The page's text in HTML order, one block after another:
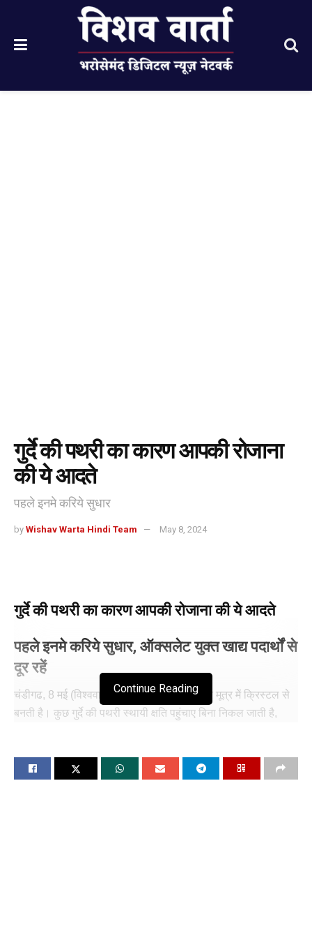
गुर्दे की पथरी का कारण आपकी रोजाना
की ये आदते
पहले इनमे करिये सुधार
by Wishav Warta Hindi Team May 8, 2024
गुर्दे की पथरी का कारण आपकी रोजाना की ये आदते
पहले इनमे करिये सुधार, ऑक्सलेट युक्त खाद्य पदार्थों से
दूर रहें
चंडीगढ, 8 मई (विश्ववार्ता) गुर्दे की पथरी आम तौर पर मूत्र में क्रिस्टल से
बनती है। कुछ गुर्दे की पथरी स्थायी क्षति पहुंचाए बिना निकल जाती है,
है। आप ऐसा आहार अपनाकर गुर्दे की पथरी से बच सकते हैं जो पथरी के
Continue Reading